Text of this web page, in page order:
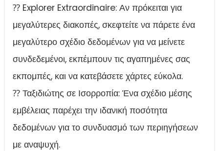
⁇ Explorer Extraordinaire: Αν πρόκειται για
μεγαλύτερες διακοπές, σκεφτείτε να πάρετε ένα
μεγαλύτερο σχέδιο δεδομένων για να μείνετε
συνδεδεμένοι, εκπέμπουν τις αγαπημένες σας
εκπομπές, και να κατεβάσετε χάρτες εύκολα.
⁇ Ταξιδιώτης σε Ισορροπία: Ένα σχέδιο μέσης
εμβέλειας παρέχει την ιδανική ποσότητα
δεδομένων για το συνδυασμό των περιηγήσεων
με αναψυχή.